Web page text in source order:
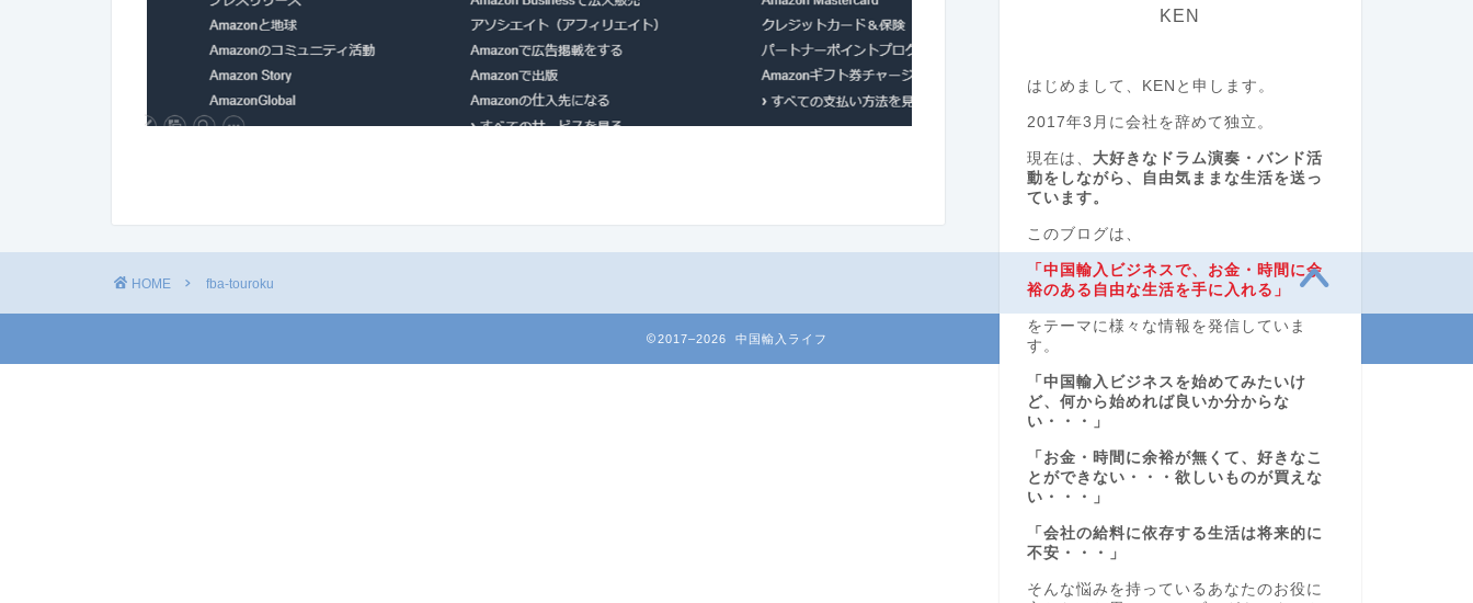
KEN
はじめまして、KENと申します。
2017年3月に会社を辞めて独立。
現在は、 大好きなドラム演奏・バンド活
動をしながら、自由気ままな生活を送っ
ています。
このブログは、
「中国輸入ビジネスで、お金・時間に余
裕のある自由な生活を手に入れる」
をテーマに様々な情報を発信していま
す。
「中国輸入ビジネスを始めてみたいけ
ど、何から始めれば良いか分からな
い・・・」
「お金・時間に余裕が無くて、好きなこ
とができない・・・欲しいものが買えな
い・・・」
「会社の給料に依存する生活は将来的に
不安・・・」
そんな悩みを持っているあなたのお役に
HOME fba-touroku
2017–2026 中国輸入ライフ